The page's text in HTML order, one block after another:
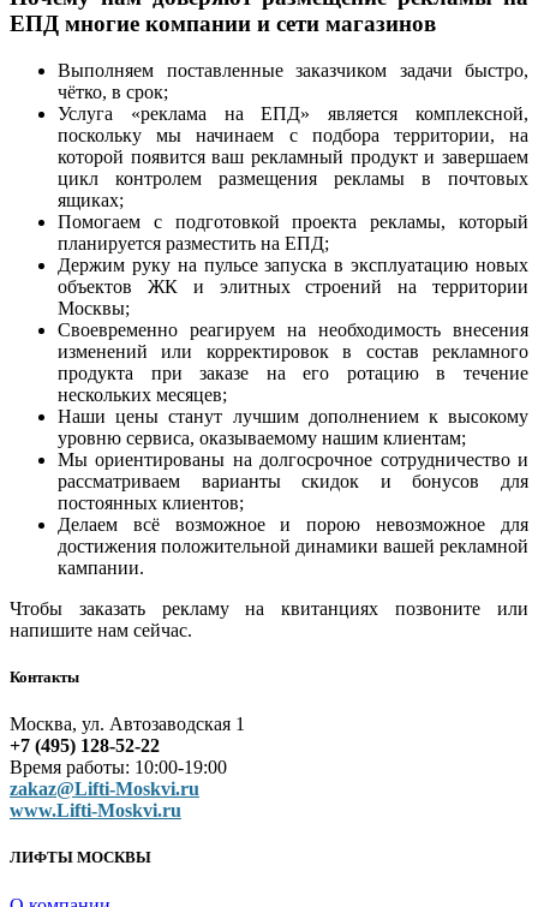
ЕПД многие компании и сети магазинов
Выполняем поставленные заказчиком задачи быстро,
чётко, в срок;
Услуга «реклама на ЕПД» является комплексной,
поскольку мы начинаем с подбора территории, на
которой появится ваш рекламный продукт и завершаем
цикл контролем размещения рекламы в почтовых
ящиках;
Помогаем с подготовкой проекта рекламы, который
планируется разместить на ЕПД;
Держим руку на пульсе запуска в эксплуатацию новых
объектов ЖК и элитных строений на территории
Москвы;
Своевременно реагируем на необходимость внесения
изменений или корректировок в состав рекламного
продукта при заказе на его ротацию в течение
нескольких месяцев;
Наши цены станут лучшим дополнением к высокому
уровню сервиса, оказываемому нашим клиентам;
Мы ориентированы на долгосрочное сотрудничество и
рассматриваем варианты скидок и бонусов для
постоянных клиентов;
Делаем всё возможное и порою невозможное для
достижения положительной динамики вашей рекламной
кампании.
Чтобы заказать рекламу на квитанциях позвоните или
напишите нам сейчас.
Контакты
Москва, ул. Автозаводская 1
+7 (495) 128-52-22
Время работы: 10:00-19:00
zakaz@Lifti-Moskvi.ru
www.Lifti-Moskvi.ru
ЛИФТЫ МОСКВЫ